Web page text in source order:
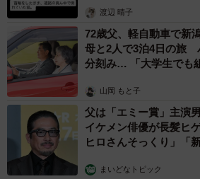
渡辺 晴子
72歳父、軽自動車で新
母と2人で3泊4日の旅
分刻み… 「大学生でも
山岡 もと子
父は「エミー賞」主演
イケメン俳優が長髪ヒ
ヒロさんそっくり」「
まいどなトピック